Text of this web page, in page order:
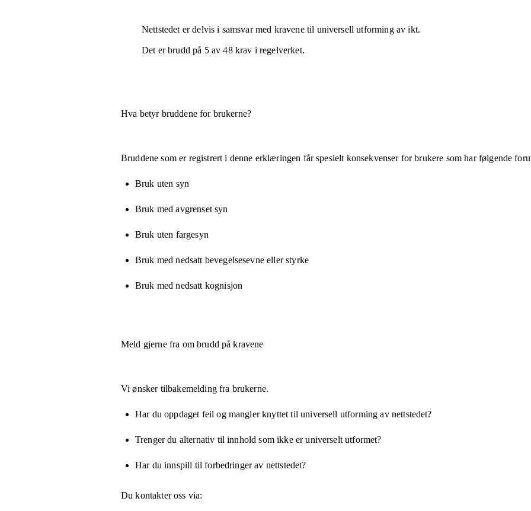
Nettstedet erdelvis i samsvarmed kravene til universell utforming av ikt.
Det er brudd på 5av48krav i regelverket.
Hva betyr bruddene for brukerne?
Bruddene som er registrert i denne erklæringen får spesielt konsekvenser for brukere som har følgende
Bruk uten syn
Bruk med avgrenset syn
Bruk uten fargesyn
Bruk med nedsatt bevegelsesevne eller styrke
Bruk med nedsatt kognisjon
Meld gjerne fra om brudd på kravene
Vi ønsker tilbakemelding fra brukerne.
Har du oppdaget feil og mangler knyttet til universell utforming av nettstedet?
Trenger du alternativ til innhold som ikke er universelt utformet?
Har du innspill til forbedringer av nettstedet?
Du kontakter oss via: